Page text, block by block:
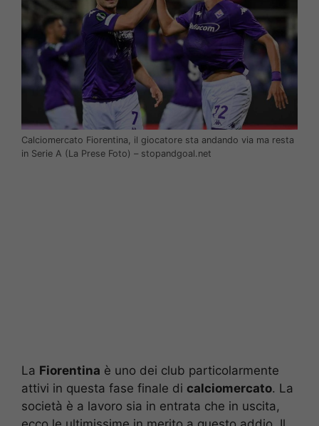
Calciomercato Fiorentina, il giocatore sta andando via ma resta
in Serie A (La Prese Foto) – stopandgoal.net
La Fiorentina è uno dei club particolarmente
attivi in questa fase finale di calciomercato. La
società è a lavoro sia in entrata che in uscita,